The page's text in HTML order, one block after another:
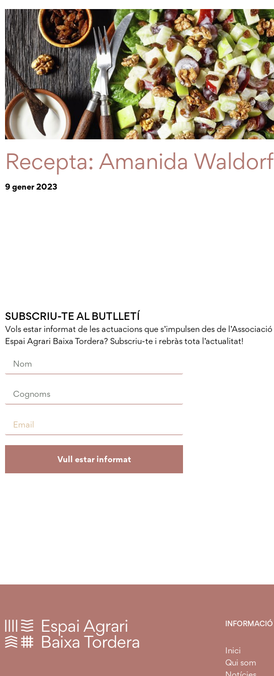
Recepta: Amanida Waldorf
9 gener 2023
SUBSCRIU-TE AL BUTLLETÍ
Vols estar informat de les actuacions que s’impulsen des de l’Associació
Espai Agrari Baixa Tordera? Subscriu-te i rebràs tota l’actualitat!
Vull estar informat
INFORMACIÓ
Inici
Qui som